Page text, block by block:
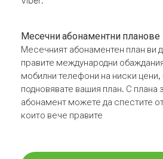
Месечни абонаментни планове
Месечният абонаментен план ви
правите международни
мобилни телефони на ниски цени,
подновявате вашия план. С плана
абонамент можете да спестите
които вече правите